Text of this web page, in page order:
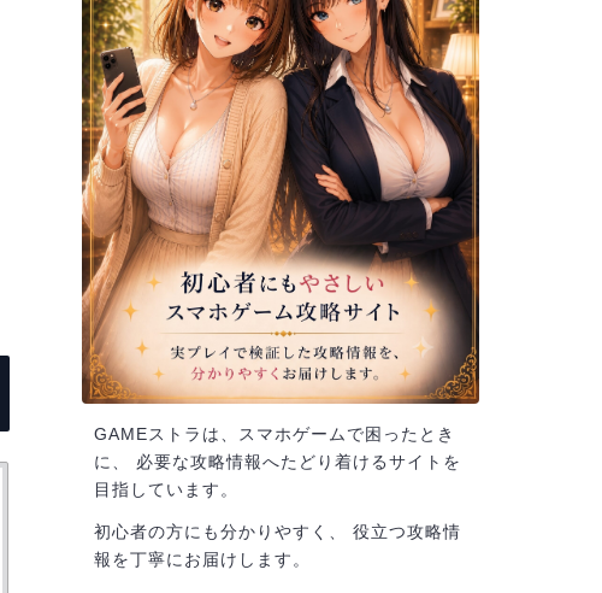
GAMEストラは、スマホゲームで困ったとき
に、 必要な攻略情報へたどり着けるサイトを
目指しています。
初心者の方にも分かりやすく、 役立つ攻略情
報を丁寧にお届けします。